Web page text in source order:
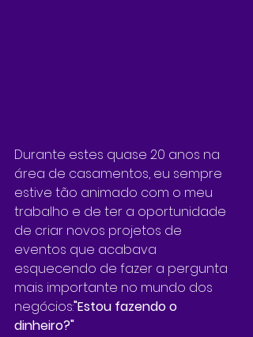
Durante estes quase 20 anos na
área de casamentos, eu sempre
estive tão animado com o meu
trabalho e de ter a oportunidade
de criar novos projetos de
eventos que acabava
esquecendo de fazer a pergunta
mais importante no mundo dos
negócios:"Estou fazendo o
dinheiro?"